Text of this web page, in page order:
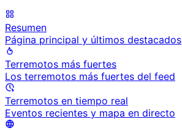
Resumen
Página principal y últimos destacados
Terremotos más fuertes
Los terremotos más fuertes del feed
Terremotos en tiempo real
Eventos recientes y mapa en directo